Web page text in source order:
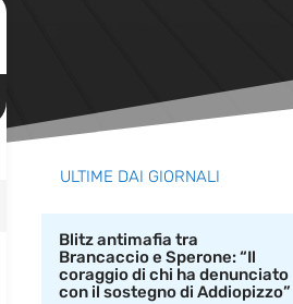
ULTIME DAI GIORNALI
Blitz antimafia tra
Brancaccio e Sperone: “Il
coraggio di chi ha denunciato
con il sostegno di Addiopizzo”